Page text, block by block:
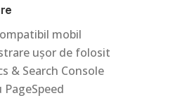
mobil
ușor de folosit
& Search Console